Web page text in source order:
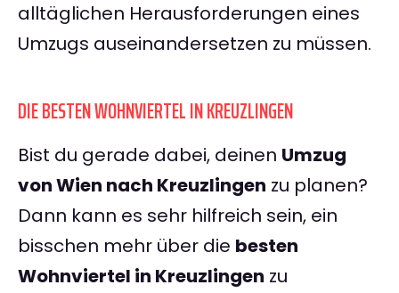
alltäglichen Herausforderungen eines
Umzugs auseinandersetzen zu müssen.
DIE BESTEN WOHNVIERTEL IN KREUZLINGEN
Bist du gerade dabei, deinen Umzug
von Wien nach Kreuzlingen zu planen?
Dann kann es sehr hilfreich sein, ein
bisschen mehr über die besten
Wohnviertel in Kreuzlingen zu